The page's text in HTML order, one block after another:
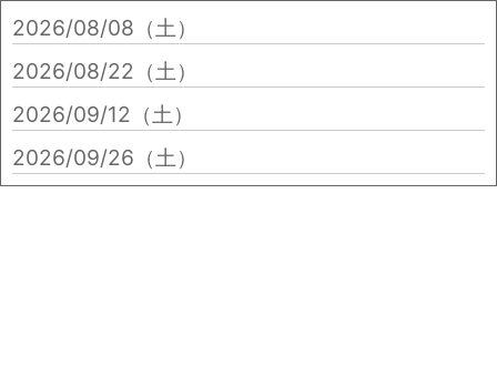
2026/08/08（土）
2026/08/22（土）
2026/09/12（土）
2026/09/26（土）